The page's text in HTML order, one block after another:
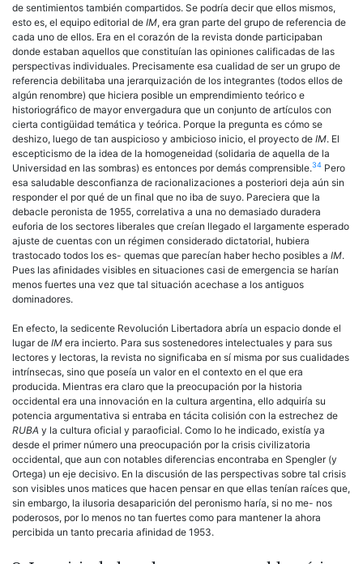
de sentimientos también compartidos. Se podría decir que ellos mismos,
esto es, el equipo editorial de IM, era gran parte del grupo de referencia de
cada uno de ellos. Era en el corazón de la revista donde participaban
donde estaban aquellos que constituían las opiniones calificadas de las
perspectivas individuales. Precisamente esa cualidad de ser un grupo de
referencia debilitaba una jerarquización de los integrantes (todos ellos de
algún renombre) que hiciera posible un emprendimiento teórico e
historiográfico de mayor envergadura que un conjunto de artículos con
cierta contigüidad temática y teórica. Porque la pregunta es cómo se
deshizo, luego de tan auspicioso y ambicioso inicio, el proyecto de IM. El
escepticismo de la idea de la homogeneidad (solidaria de aquella de la
Universidad en las sombras) es entonces por demás comprensible.34 Pero
esa saludable desconfianza de racionalizaciones a posteriori deja aún sin
responder el por qué de un final que no iba de suyo. Pareciera que la
debacle peronista de 1955, correlativa a una no demasiado duradera
euforia de los sectores liberales que creían llegado el largamente esperado
ajuste de cuentas con un régimen considerado dictatorial, hubiera
trastocado todos los es- quemas que parecían haber hecho posibles a IM.
Pues las afinidades visibles en situaciones casi de emergencia se harían
menos fuertes una vez que tal situación acechase a los antiguos
dominadores.
En efecto, la sedicente Revolución Libertadora abría un espacio donde el
lugar de IM era incierto. Para sus sostenedores intelectuales y para sus
lectores y lectoras, la revista no significaba en sí misma por sus cualidades
intrínsecas, sino que poseía un valor en el contexto en el que era
producida. Mientras era claro que la preocupación por la historia
occidental era una innovación en la cultura argentina, ello adquiría su
potencia argumentativa si entraba en tácita colisión con la estrechez de
RUBA y la cultura oficial y paraoficial. Como lo he indicado, existía ya
desde el primer número una preocupación por la crisis civilizatoria
occidental, que aun con notables diferencias encontraba en Spengler (y
Ortega) un eje decisivo. En la discusión de las perspectivas sobre tal crisis
son visibles unos matices que hacen pensar en que ellas tenían raíces que,
sin embargo, la ilusoria desaparición del peronismo haría, si no me- nos
poderosos, por lo menos no tan fuertes como para mantener la ahora
percibida un tanto precaria afinidad de 1953.